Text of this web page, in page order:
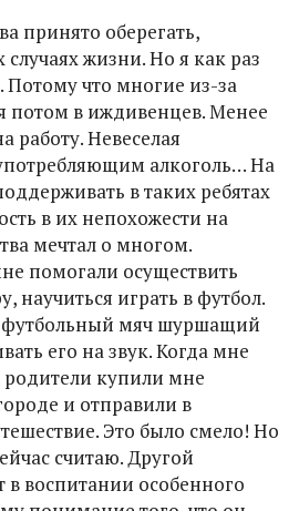
принято оберегать,
жизни. Но я как раз
Потому что многие из-за
потом в иждивенцев. Менее
работу. Невеселая
алкоголь… На
в таких ребятах
в их непохожести на
мечтал о многом.
помогали осуществить
научиться играть в футбол.
мяч шуршащий
его на звук. Когда мне
родители купили мне
и отправили в
Это было смело! Но
считаю. Другой
воспитании особенного